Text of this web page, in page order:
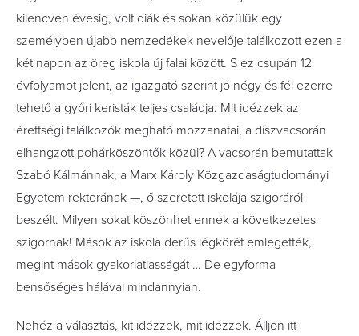
kilencven évesig, volt diák és sokan közülük egy
személyben újabb nemzedékek nevelője találkozott ezen a
két napon az öreg iskola új falai között. S ez csupán 12
évfolyamot jelent, az igazgató szerint jó négy és fél ezerre
tehető a győri keristák teljes családja. Mit idézzek az
érettségi találkozók megható mozzanatai, a díszvacsorán
elhangzott pohárköszöntők közül? A vacsorán bemutattak
Szabó Kálmánnak, a Marx Károly Közgazdaságtudományi
Egyetem rektorának —, ő szeretett iskolája szigoráról
beszélt. Milyen sokat köszönhet ennek a következetes
szigornak! Mások az iskola derűs légkörét emlegették,
megint mások gyakorlatiasságát … De egyforma
bensőséges hálával mindannyian.
Nehéz a választás, kit idézzek, mit idézzek. Álljon itt